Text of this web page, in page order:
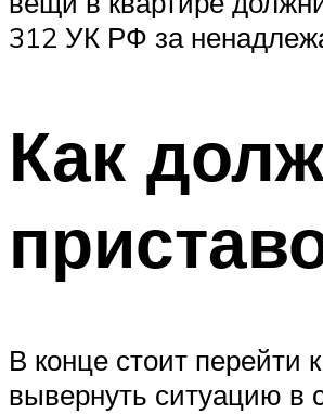
312 УК РФ за
Как
В конце стоит перейти
вывернуть ситуацию